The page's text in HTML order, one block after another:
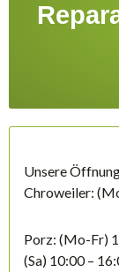
Unsere
Chroweiler:
Porz: (Mo-Fr)
(Sa) 10:00 –